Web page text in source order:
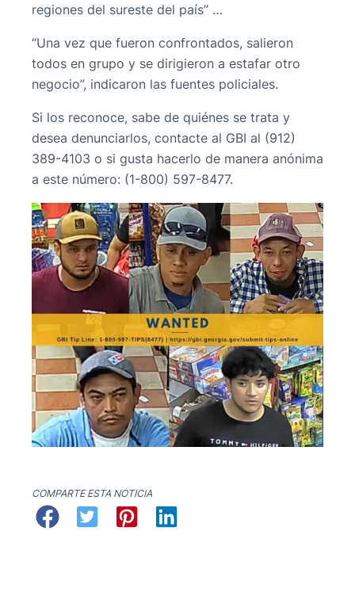
regiones del sureste del país” …
“Una vez que fueron confrontados, salieron
todos en grupo y se dirigieron a estafar otro
negocio”, indicaron las fuentes policiales.
Si los reconoce, sabe de quiénes se trata y
desea denunciarlos, contacte al GBI al (912)
389-4103 o si gusta hacerlo de manera anónima
a este número: (1-800) 597-8477.
COMPARTE ESTA NOTICIA